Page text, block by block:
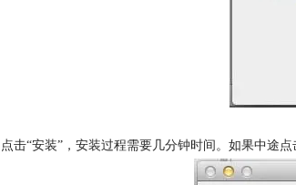
点击“安装”，安装过程需要几分钟时间。如果中途点